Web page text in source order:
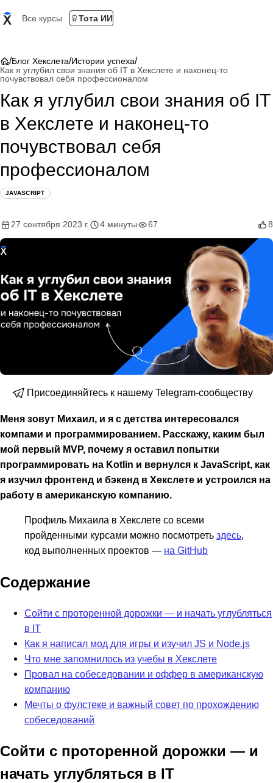
Все курсы Тота ИИ
/Блог Хекслета/Истории успеха/
Как я углубил свои знания об IT в Хекслете и наконец-то
почувствовал себя профессионалом
Как я углубил свои знания об IT
в Хекслете и наконец-то
почувствовал себя
профессионалом
JAVASCRIPT
27 сентября 2023 г. 4 минуты 67 8
Присоединяйтесь к нашему Telegram-сообществу
Меня зовут Михаил, и я с детства интересовался
компами и программированием. Расскажу, каким был
мой первый MVP, почему я оставил попытки
программировать на Kotlin и вернулся к JavaScript, как
я изучил фронтенд и бэкенд в Хекслете и устроился на
работу в американскую компанию.
Профиль Михаила в Хекслете со всеми
пройденными курсами можно посмотреть здесь,
код выполненных проектов — на GitHub
Содержание
Сойти с проторенной дорожки — и начать углубляться
в IT
Как я написал мод для игры и изучил JS и Node.js
Что мне запомнилось из учебы в Хекслете
Провал на собеседовании и оффер в американскую
компанию
Мечты о фулстеке и важный совет по прохождению
собеседований
Сойти с проторенной дорожки — и
начать углубляться в IT